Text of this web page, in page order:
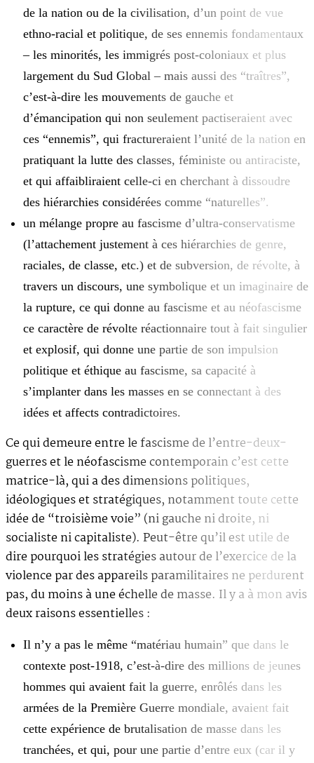
de la nation ou de la civilisation, d’un point de vue
ethno-racial et politique, de ses ennemis fondamentaux
– les minorités, les immigrés post-coloniaux et plus
largement du Sud Global – mais aussi des “traîtres”,
c’est-à-dire les mouvements de gauche et
d’émancipation qui non seulement pactiseraient avec
ces “ennemis”, qui fractureraient l’unité de la nation en
pratiquant la lutte des classes, féministe ou antiraciste,
et qui affaibliraient celle-ci en cherchant à dissoudre
des hiérarchies considérées comme “naturelles”.
un mélange propre au fascisme d’ultra-conservatisme
(l’attachement justement à ces hiérarchies de genre,
raciales, de classe, etc.) et de subversion, de révolte, à
travers un discours, une symbolique et un imaginaire de
la rupture, ce qui donne au fascisme et au néofascisme
ce caractère de révolte réactionnaire tout à fait singulier
et explosif, qui donne une partie de son impulsion
politique et éthique au fascisme, sa capacité à
s’implanter dans les masses en se connectant à des
idées et affects contradictoires.
Ce qui demeure entre le fascisme de l’entre-deux-
guerres et le néofascisme contemporain c’est cette
matrice-là, qui a des dimensions politiques,
idéologiques et stratégiques, notamment toute cette
idée de “troisième voie” (ni gauche ni droite, ni
socialiste ni capitaliste). Peut-être qu’il est utile de
dire pourquoi les stratégies autour de l’exercice de la
violence par des appareils paramilitaires ne perdurent
pas, du moins à une échelle de masse. Il y a à mon avis
deux raisons essentielles :
Il n’y a pas le même “matériau humain” que dans le
contexte post-1918, c’est-à-dire des millions de jeunes
hommes qui avaient fait la guerre, enrôlés dans les
armées de la Première Guerre mondiale, avaient fait
cette expérience de brutalisation de masse dans les
tranchées, et qui, pour une partie d’entre eux (car il y